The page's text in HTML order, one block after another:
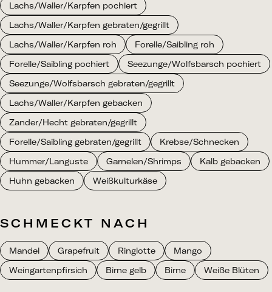
Lachs/Waller/Karpfen pochiert
Lachs/Waller/Karpfen gebraten/gegrillt
Lachs/Waller/Karpfen roh
Forelle/Saibling roh
Forelle/Saibling pochiert
Seezunge/Wolfsbarsch pochiert
Seezunge/Wolfsbarsch gebraten/gegrillt
Lachs/Waller/Karpfen gebacken
Zander/Hecht gebraten/gegrillt
Forelle/Saibling gebraten/gegrillt
Krebse/Schnecken
Hummer/Languste
Garnelen/Shrimps
Kalb gebacken
Huhn gebacken
Weißkulturkäse
SCHMECKT NACH
Mandel Grapefruit Ringlotte
Mango
Weingartenpfirsich
Birne gelb Birne Weiße Blüten